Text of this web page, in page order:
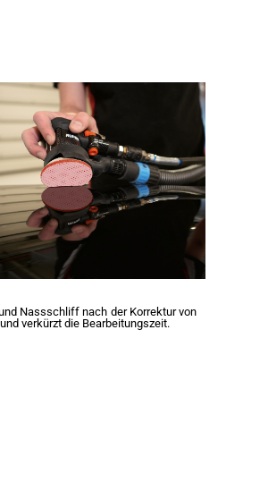
Nassschliff nach der Korrektur von
verkürzt die Bearbeitungszeit.